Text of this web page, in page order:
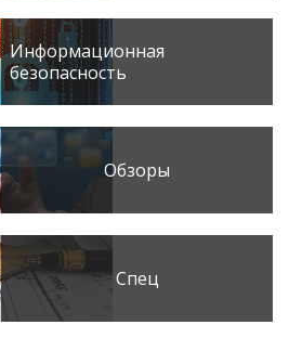
Информационная
безопасность
Обзоры
Спец